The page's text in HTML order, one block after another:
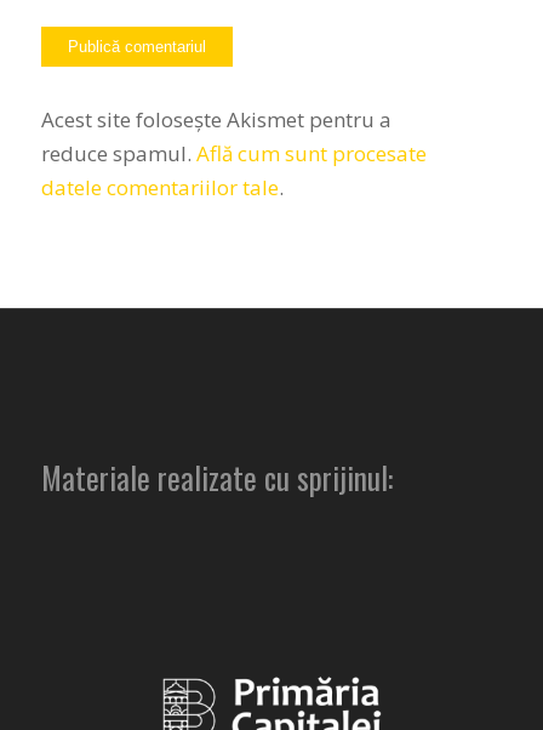
Acest site folosește Akismet pentru a
reduce spamul. Află cum sunt procesate
datele comentariilor tale.
Materiale realizate cu sprijinul: